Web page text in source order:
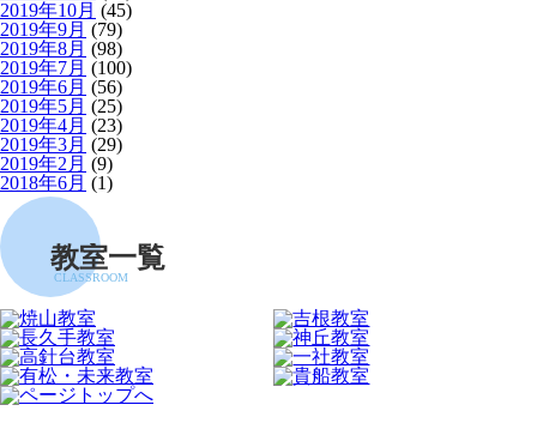
2019年10月 (45)
2019年9月 (79)
2019年8月 (98)
2019年7月 (100)
2019年6月 (56)
2019年5月 (25)
2019年4月 (23)
2019年3月 (29)
2019年2月 (9)
2018年6月 (1)
教室一覧
CLASSROOM